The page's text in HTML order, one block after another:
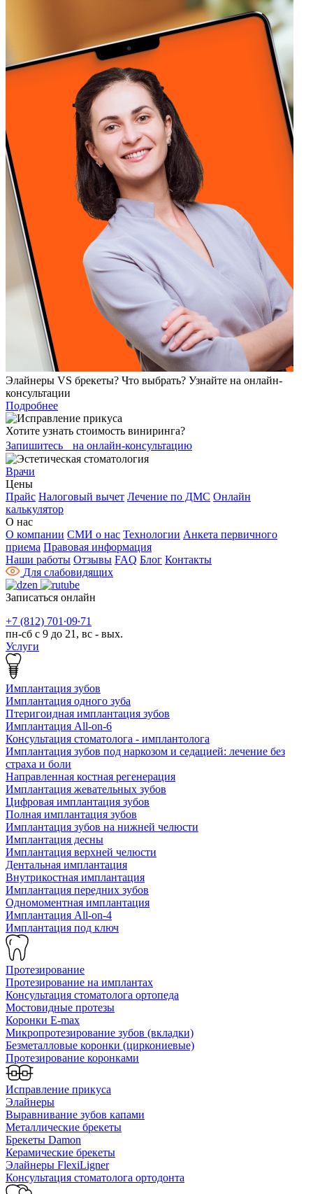
Элайнеры VS брекеты? Что выбрать? Узнайте на онлайн-
консультации
Подробнее
Хотите узнать стоимость виниринга?
Запишитесь на онлайн-консультацию
Врачи
Цены
Прайс Налоговый вычет Лечение по ДМС Онлайн
калькулятор
О нас
О компании СМИ о нас Технологии Анкета первичного
приема Правовая информация
Наши работы Отзывы FAQ Блог Контакты
Для слабовидящих
Записаться онлайн
+7 (812) 701∙09∙71
пн-сб с 9 до 21, вс - вых.
Услуги
Имплантация зубов
Имплантация одного зуба
Птеригоидная имплантация зубов
Имплантация All-on-6
Консультация стоматолога - имплантолога
Имплантация зубов под наркозом и седацией: лечение без
страха и боли
Направленная костная регенерация
Имплантация жевательных зубов
Цифровая имплантация зубов
Полная имплантация зубов
Имплантация зубов на нижней челюсти
Имплантация десны
Имплантация верхней челюсти
Дентальная имплантация
Внутрикостная имплантация
Имплантация передних зубов
Одномоментная имплантация
Имплантация All-on-4
Имплантация под ключ
Протезирование
Протезирование на имплантах
Консультация стоматолога ортопеда
Мостовидные протезы
Коронки E-max
Микропротезирование зубов (вкладки)
Безметалловые коронки (циркониевые)
Протезирование коронками
Исправление прикуса
Элайнеры
Выравнивание зубов капами
Металлические брекеты
Брекеты Damon
Керамические брекеты
Элайнеры FlexiLigner
Консультация стоматолога ортодонта